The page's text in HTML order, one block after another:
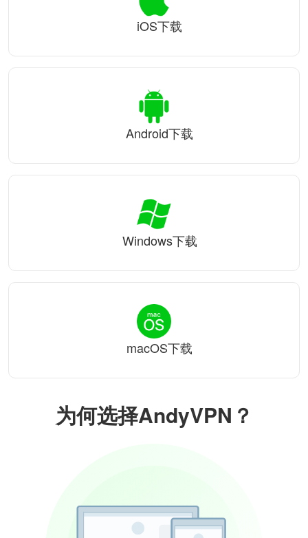
为何选择AndyVPN？
iOS下载
Android下载
Windows下载
macOS下载